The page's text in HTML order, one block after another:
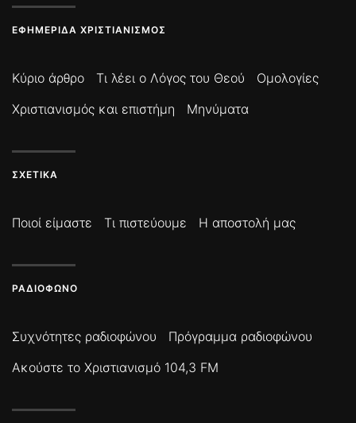
ΕΦΗΜΕΡΊΔΑ ΧΡΙΣΤΙΑΝΙΣΜΌΣ
Κύριο άρθρο Τι λέει ο Λόγος του Θεού
Ομολογίες
Χριστιανισμός και επιστήμη
Μηνύματα
ΣΧΕΤΙΚΆ
Ποιοί είμαστε Τι πιστεύουμε Η αποστολή μας
ΡΑΔΙΌΦΩΝΟ
Συχνότητες ραδιοφώνου
Πρόγραμμα ραδιοφώνου
Ακούστε το Χριστιανισμό 104,3 FM